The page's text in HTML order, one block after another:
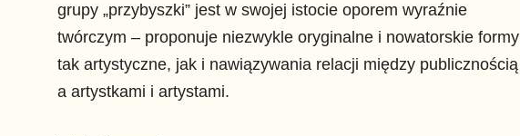
grupy „przybyszki” jest w swojej istocie oporem wyraźnie
twórczym – proponuje niezwykle oryginalne i nowatorskie formy
tak artystyczne, jak i nawiązywania relacji między publicznością
a artystkami i artystami.